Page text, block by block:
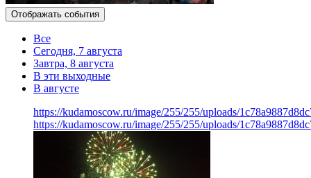
Отображать события
Все
Сегодня, 7 августа
Завтра, 8 августа
В эти выходные
В августе
https://kudamoscow.ru/image/255/255/uploads/
https://kudamoscow.ru/image/255/255/uploads/